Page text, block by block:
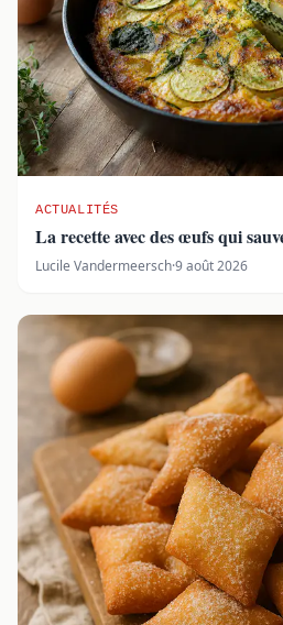
ACTUALITÉS
La recette avec des œufs qui
Lucile Vandermeersch·9 août 2026